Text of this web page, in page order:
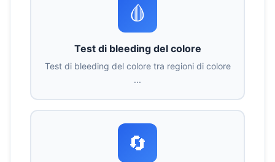
🩸
Test di bleeding del colore
Test di bleeding del colore tra regioni di colore
...
🔄